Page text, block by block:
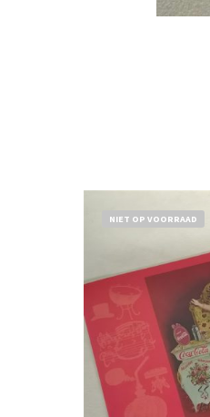
NIET OP VOORRAAD